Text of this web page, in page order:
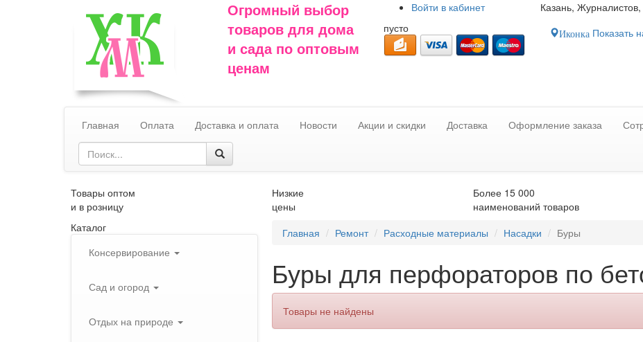
Огромный выбор
товаров для дома
и сада по оптовым
ценам
Войти в кабинет
пусто
Казань, Журналистов,
ИконкаПоказать
Главная Оплата Доставка и оплата Новости Акции и скидки Доставка Оформление заказа
Товары оптом
и в розницу
Низкие
цены
Более 15 000
наименований товаров
Каталог
Консервирование
Сад и огород
Отдых на природе
Главная Ремонт Расходные материалы Насадки Буры
Буры для перфораторов по
Товары не найдены